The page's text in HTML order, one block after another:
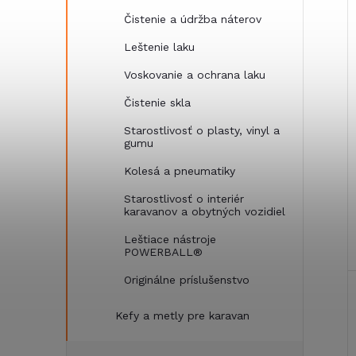
Čistenie a údržba náterov
Leštenie laku
Voskovanie a ochrana laku
Čistenie skla
Starostlivosť o plasty, vinyl a
gumu
Kolesá a pneumatiky
Starostlivosť o interiér
karavanov a obytných vozidiel
Leštiace nástroje
POWERBALL®
Originálne príslušenstvo
Kefy a metly pre karavan